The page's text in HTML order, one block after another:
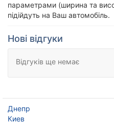
параметрами (ширина та
підійдуть на Ваш автомобіль.
Нові відгуки
Відгуків ще немає
Днепр
Киев